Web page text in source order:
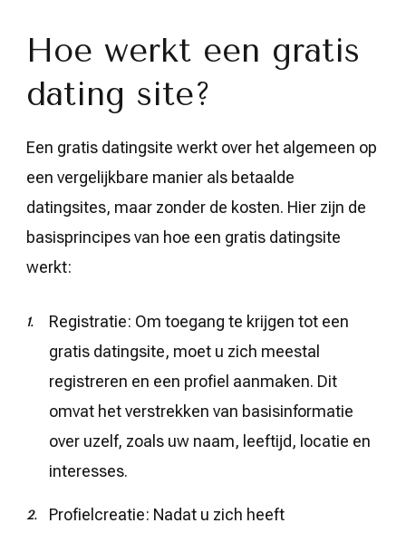
Hoe werkt een gratis
dating site?
Een gratis datingsite werkt over het algemeen op
een vergelijkbare manier als betaalde
datingsites, maar zonder de kosten. Hier zijn de
basisprincipes van hoe een gratis datingsite
werkt:
Registratie: Om toegang te krijgen tot een
gratis datingsite, moet u zich meestal
registreren en een profiel aanmaken. Dit
omvat het verstrekken van basisinformatie
over uzelf, zoals uw naam, leeftijd, locatie en
interesses.
Profielcreatie: Nadat u zich heeft